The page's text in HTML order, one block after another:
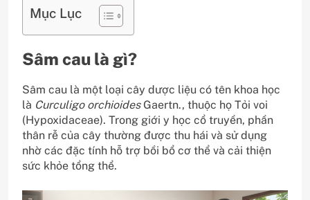
Mục Lục
Sâm cau là gì?
Sâm cau là một loại cây dược liệu có tên khoa học
là Curculigo orchioidesGaertn., thuộc họ Tỏi voi
(Hypoxidaceae). Trong giới y học cổ truyền, phần
thân rễ của cây thường được thu hái và sử dụng
nhờ các đặc tính hỗ trợ bồi bổ cơ thể và cải thiện
sức khỏe tổng thể.